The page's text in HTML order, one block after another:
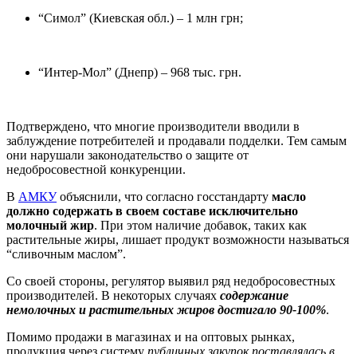
“Симол” (Киевская обл.) – 1 млн грн;
“Интер-Мол” (Днепр) – 968 тыс. грн.
Подтверждено, что многие производители вводили в
заблуждение потребителей и продавали подделки. Тем самым
они нарушали законодательство о защите от
недобросовестной конкуренции.
В АМКУобъяснили, что согласно госстандарту масло
должно содержать в своем составе исключительно
молочный жир. При этом наличие добавок, таких как
растительные жиры, лишает продукт возможности называться
“сливочным маслом”.
Со своей стороны, регулятор выявил ряд недобросовестных
производителей. В некоторых случаях содержание
немолочных и растительных жиров достигало 90-100%.
Помимо продажи в магазинах и на оптовых рынках,
продукция через систему публичных закупок поставлялась в